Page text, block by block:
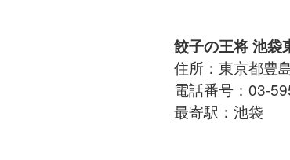
餃子の王将 池袋
住所：東京都豊
電話番号：03-
最寄駅：池袋